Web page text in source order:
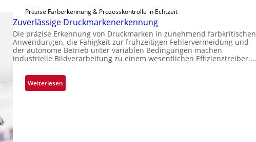
k
V
i
s
i
n
t
Ü
b
e
r
a
h
r
L
a
b
s
u
Präzise Farberkennung & Prozesskontrolle in Echtzeit
Zuverlässige Druckmarkenerkennung
Die präzise Erkennung von Druckmarken in zunehmend farbkritischen
Anwendungen, die Fähigkeit zur frühzeitigen Fehlervermeidung und
der autonome Betrieb unter variablen Bedingungen machen
industrielle Bildverarbeitung zu einem wesentlichen Effizienztreiber.…
Weiterlesen:
Z